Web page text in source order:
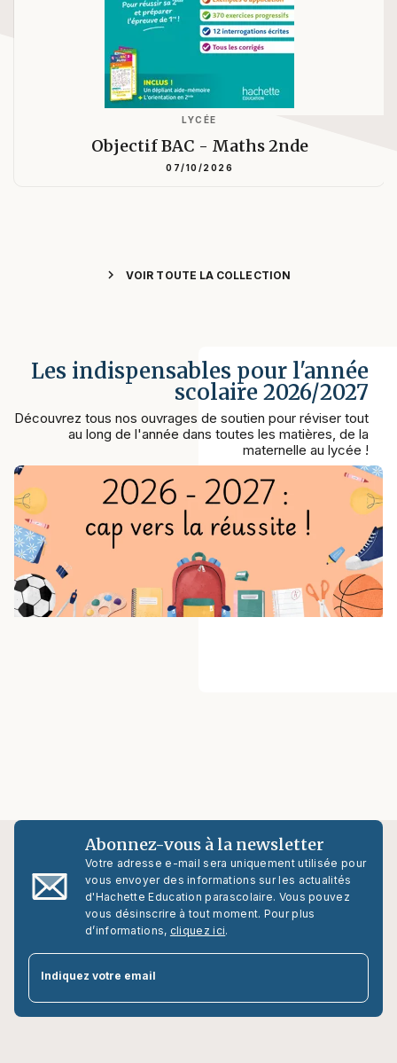
LYCÉE
Objectif BAC - Maths 2nde
07/10/2026
chevron_right VOIR TOUTE LA COLLECTION
Les indispensables pour l'année
scolaire 2026/2027
Découvrez tous nos ouvrages de soutien pour réviser tout
au long de l'année dans toutes les matières, de la
maternelle au lycée !
Abonnez-vous à la newsletter
Votre adresse e-mail sera uniquement utilisée pour
vous envoyer des informations sur les actualités
d'Hachette Education parascolaire. Vous pouvez
vous désinscrire à tout moment. Pour plus
d’informations, cliquez ici.
Indiquez votre email